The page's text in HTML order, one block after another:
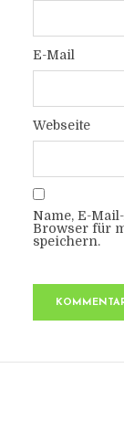
E-Mail
Webseite
Name, E-
Browser für
speichern.